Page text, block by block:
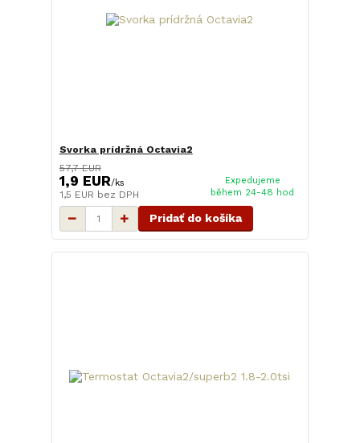
Svorka prídržná Octavia2
57,7 EUR
1,9 EUR/ks
1,5 EUR bez DPH
Expedujeme
během 24-48 hod
Pridať do košíka